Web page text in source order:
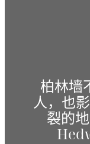
柏林墙
人，也
裂的